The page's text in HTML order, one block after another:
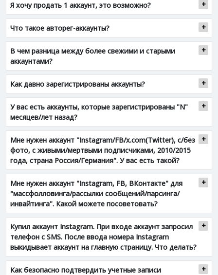
Я хочу продать 1 аккаунт, это возможно?
Что такое авторег-аккаунты?
В чем разница между более свежими и старыми
аккаунтами?
Как давно зарегистрированы аккаунты?
У вас есть аккаунты, которые зарегистрированы "N"
месяцев/лет назад?
Мне нужен аккаунт "Instagram/FB/x.com(Twitter), с/без
фото, с живыми/мертвыми подписчиками, 2010/2015
года, страна Россия/Германия". У вас еcть такой?
Мне нужен аккаунт "Instagram, FB, ВКонтакте" для
"массфолловинга/рассылки сообщений/парсинга/
инвайтинга". Какой можете посоветовать?
Купил аккаунт Instagram. При входе аккаунт запросил
телефон с SMS. После ввода номера Instagram
выкидывает аккаунт на главную страницу. Что делать?
Как безопасно подтвердить учетные записи